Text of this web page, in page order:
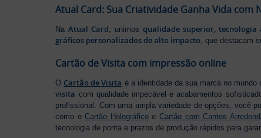
Atual Card: Sua Criatividade Ganha Vida com
NaAtual Card, unimosqualidade superior, tecnologia
gráficos personalizados de alto impacto, que destacam
Cartão de Visita com impressão online
O Cartão de Visita é a identidade da sua marca no
visita com qualidade impecável e acabamentos
profissional. Com uma ampla variedade de opções, você
como oCartão Holográficoe Cartão com Cantos
tecnologia de ponta e prazos de produção rápidos para